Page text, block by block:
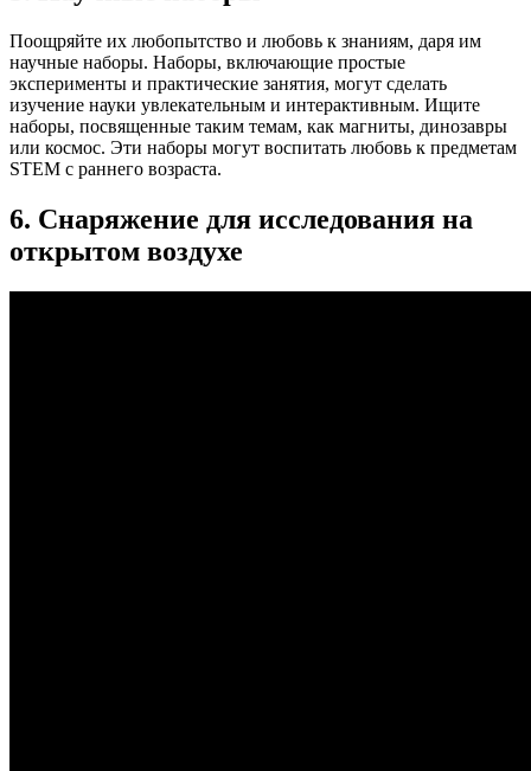
Поощряйте их любопытство и любовь к знаниям, даря им
научные наборы. Наборы, включающие простые
эксперименты и практические занятия, могут сделать
изучение науки увлекательным и интерактивным. Ищите
наборы, посвященные таким темам, как магниты, динозавры
или космос. Эти наборы могут воспитать любовь к предметам
STEM с раннего возраста.
6. Снаряжение для исследования на
открытом воздухе